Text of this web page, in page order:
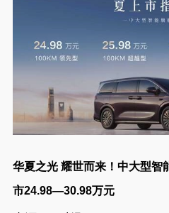
华夏之光 耀世而来！中大型智
市24.98—30.98万元